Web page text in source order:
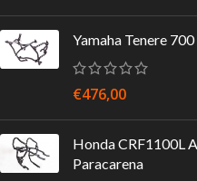
Yamaha Tenere
€476,00
Honda CRF1100L
Paracarena